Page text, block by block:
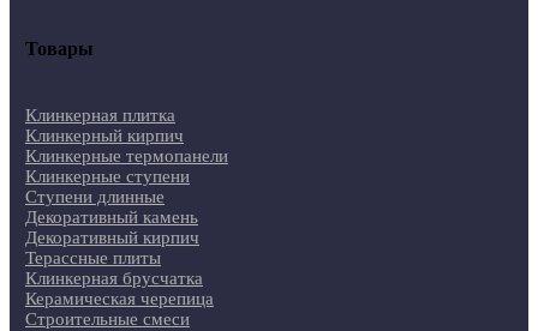
Товары
Клинкерная плитка
Клинкерный кирпич
Клинкерные термопанели
Клинкерные ступени
Ступени длинные
Декоративный камень
Декоративный кирпич
Терассные плиты
Клинкерная брусчатка
Керамическая черепица
Строительные смеси